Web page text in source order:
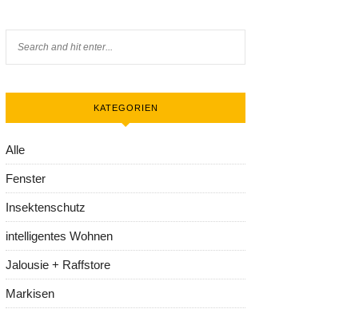
KATEGORIEN
Alle
Fenster
Insektenschutz
intelligentes Wohnen
Jalousie + Raffstore
Markisen